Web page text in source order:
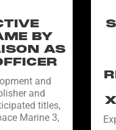
BY
AS
and
and
titles,
Marine 3,